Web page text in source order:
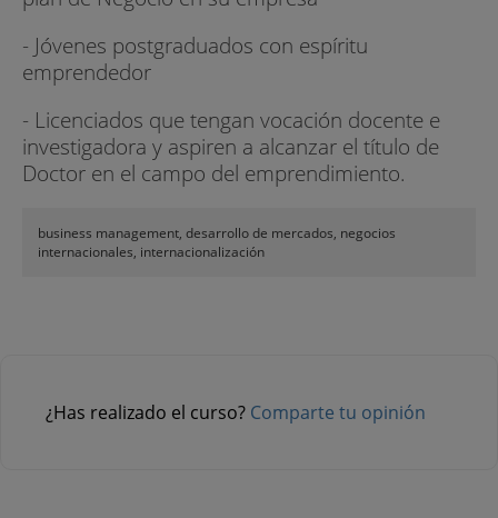
- Jóvenes postgraduados con espíritu
emprendedor
- Licenciados que tengan vocación docente e
investigadora y aspiren a alcanzar el título de
Doctor en el campo del emprendimiento.
business management, desarrollo de mercados, negocios
internacionales, internacionalización
¿Has realizado el curso? Comparte tu opinión